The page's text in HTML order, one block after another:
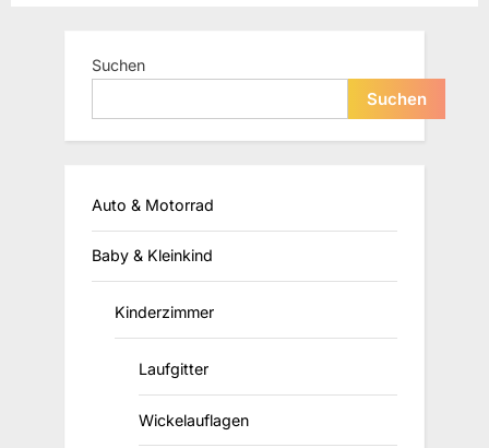
Suchen
Suchen
Auto & Motorrad
Baby & Kleinkind
Kinderzimmer
Laufgitter
Wickelauflagen